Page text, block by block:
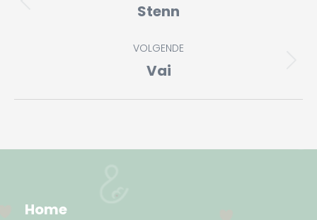
Vorig
Stenn
VOLGENDE
Volgend
Vai
Home